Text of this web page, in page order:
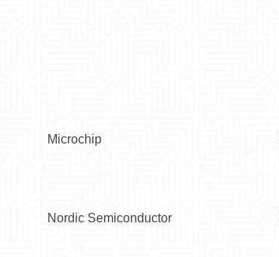
Microchip
Nordic Semiconductor